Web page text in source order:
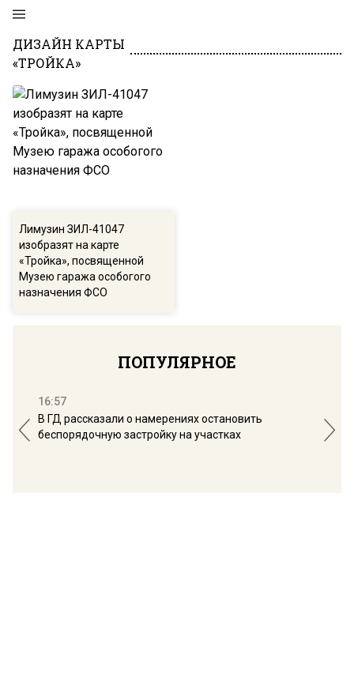
ДИЗАЙН КАРТЫ
«ТРОЙКА»
Лимузин ЗИЛ-41047
изобразят на карте
«Тройка», посвященной
Музею гаража особогого
назначения ФСО
ПОПУЛЯРНОЕ
16:57
В ГД рассказали о намерениях остановить
беспорядочную застройку на участках